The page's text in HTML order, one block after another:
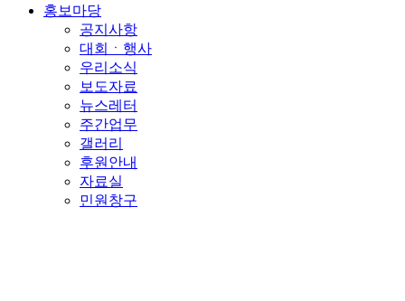
홍보마당
공지사항
대회ㆍ행사
우리소식
보도자료
뉴스레터
주간업무
갤러리
후원안내
자료실
민원창구